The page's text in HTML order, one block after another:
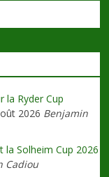
la Ryder Cup
2026 Benjamin
Solheim Cup 2026
Cadiou